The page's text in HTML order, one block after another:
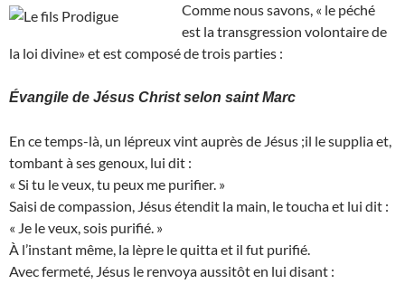
Comme nous savons, « le péché
est la transgression volontaire de
la loi divine» et est composé de trois parties :
Évangile de Jésus Christ selon saint Marc
En ce temps-là, un lépreux vint auprès de Jésus ;il le supplia et,
tombant à ses genoux, lui dit :
« Si tu le veux, tu peux me purifier. »
Saisi de compassion, Jésus étendit la main, le toucha et lui dit :
« Je le veux, sois purifié. »
À l’instant même, la lèpre le quitta et il fut purifié.
Avec fermeté, Jésus le renvoya aussitôt en lui disant :